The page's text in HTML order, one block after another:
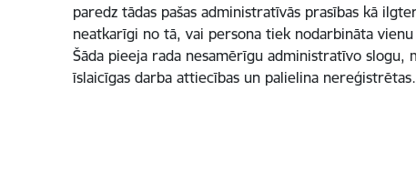
paredz tādas pašas administratīvās prasības kā
neatkarīgi no tā, vai persona tiek nodarbināta
Šāda pieeja rada nesamērīgu administratīvo slogu,
īslaicīgas darba attiecības un palielina